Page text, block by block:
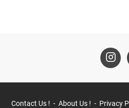
Contact Us ! About Us ! Privacy